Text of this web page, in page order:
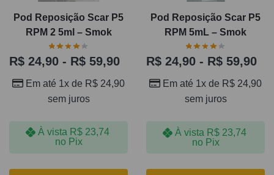
Pod Reposição Scar P5
RPM 2 5ml – Smok
R$ 24,90 - R$ 59,90
Em até 1x de R$ 24,90
sem juros
À vista R$23,74
no Pix
Pod Reposição Scar P5
RPM 5mL – Smok
R$ 24,90 - R$ 59,90
Em até 1x de R$ 24,90
sem juros
À vista R$23,74
no Pix